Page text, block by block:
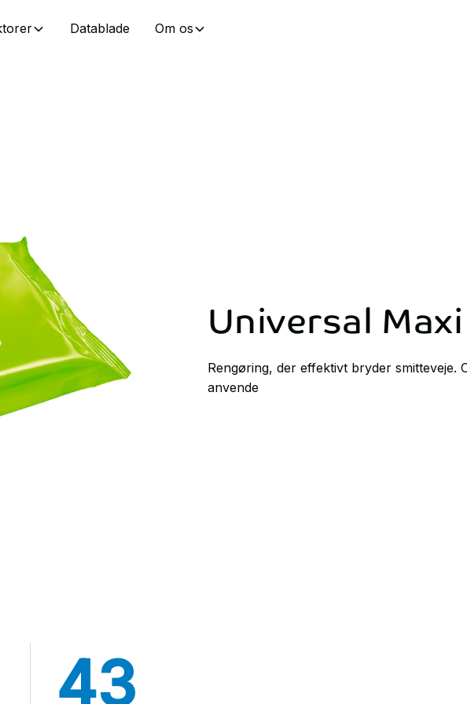
Datablade Om os
Universal Maxi
Rengøring, der effektivt bryder smitteveje.
anvende
43